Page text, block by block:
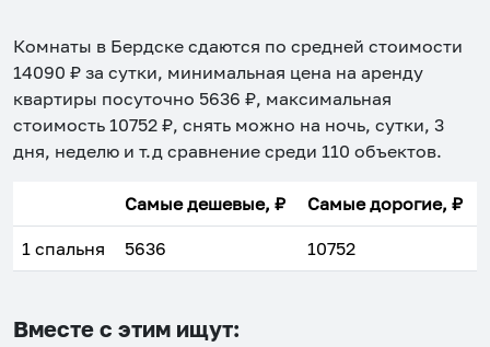
Комнаты в Бердске сдаются по средней стоимости
14090 ₽ за сутки, минимальная цена на аренду
квартиры посуточно 5636 ₽, максимальная
стоимость 10752 ₽, снять можно на ночь, сутки, 3
дня, неделю и т.д сравнение среди 110 объектов.
Самые дешевые, ₽ Самые дорогие, ₽
1 спальня 5636 10752
Вместе с этим ищут: